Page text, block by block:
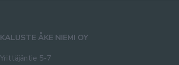
KALUSTE ÅKE NIEMI OY
Yrittäjäntie 5-7